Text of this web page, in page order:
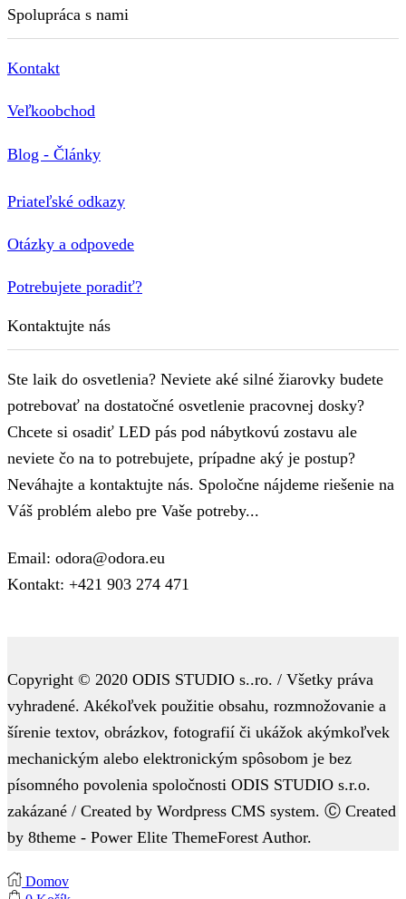
Spolupráca s nami
Kontakt
Veľkoobchod
Blog - Články
Priateľské odkazy
Otázky a odpovede
Potrebujete poradiť?
Kontaktujte nás
Ste laik do osvetlenia? Neviete aké silné žiarovky budete
potrebovať na dostatočné osvetlenie pracovnej dosky?
Chcete si osadiť LED pás pod nábytkovú zostavu ale
neviete čo na to potrebujete, prípadne aký je postup?
Neváhajte a kontaktujte nás. Spoločne nájdeme riešenie na
Váš problém alebo pre Vaše potreby...
Email: odora@odora.eu
Kontakt: +421 903 274 471
Copyright © 2020 ODIS STUDIO s..ro. / Všetky práva
vyhradené. Akékoľvek použitie obsahu, rozmnožovanie a
šírenie textov, obrázkov, fotografií či ukážok akýmkoľvek
mechanickým alebo elektronickým spôsobom je bez
písomného povolenia spoločnosti ODIS STUDIO s.r.o.
zakázané / Created by Wordpress CMS system. Ⓒ Created
by 8theme - Power Elite ThemeForest Author.
Domov